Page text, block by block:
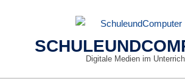
Digitale Medien im